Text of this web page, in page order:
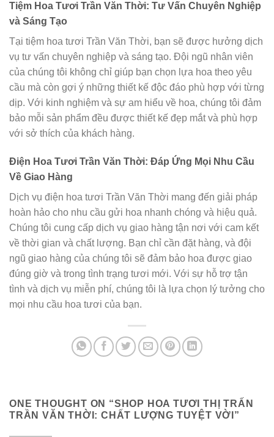
Tiệm Hoa Tươi Trần Văn Thời: Tư Vấn Chuyên Nghiệp
và Sáng Tạo
Tại tiệm hoa tươi Trần Văn Thời, bạn sẽ được hưởng dịch
vụ tư vấn chuyên nghiệp và sáng tạo. Đội ngũ nhân viên
của chúng tôi không chỉ giúp bạn chọn lựa hoa theo yêu
cầu mà còn gợi ý những thiết kế độc đáo phù hợp với từng
dịp. Với kinh nghiệm và sự am hiểu về hoa, chúng tôi đảm
bảo mỗi sản phẩm đều được thiết kế đẹp mắt và phù hợp
với sở thích của khách hàng.
Điện Hoa Tươi Trần Văn Thời: Đáp Ứng Mọi Nhu Cầu
Về Giao Hàng
Dịch vụ điện hoa tươi Trần Văn Thời mang đến giải pháp
hoàn hảo cho nhu cầu gửi hoa nhanh chóng và hiệu quả.
Chúng tôi cung cấp dịch vụ giao hàng tận nơi với cam kết
về thời gian và chất lượng. Bạn chỉ cần đặt hàng, và đội
ngũ giao hàng của chúng tôi sẽ đảm bảo hoa được giao
đúng giờ và trong tình trạng tươi mới. Với sự hỗ trợ tận
tình và dịch vụ miễn phí, chúng tôi là lựa chọn lý tưởng cho
mọi nhu cầu hoa tươi của bạn.
ONE THOUGHT ON “SHOP HOA TƯƠI THỊ TRẤN
TRẦN VĂN THỜI: CHẤT LƯỢNG TUYỆT VỜI ”